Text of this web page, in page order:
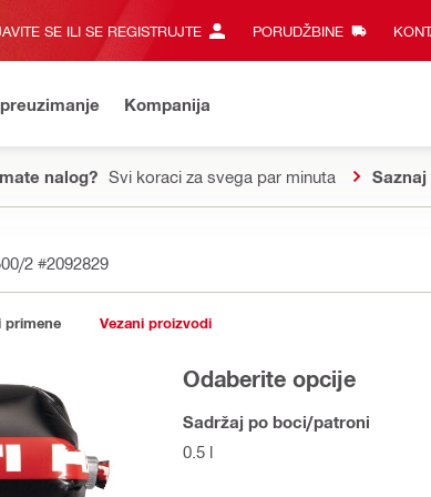
SE ILI SE REGISTRUJTE PORUDŽBINE
Kompanija
nalog? Svi koraci za svega par minuta Saznaj
2 #2092829
primene Vezani proizvodi
Odaberite opcije
Sadržaj po boci/patroni
0.5 l